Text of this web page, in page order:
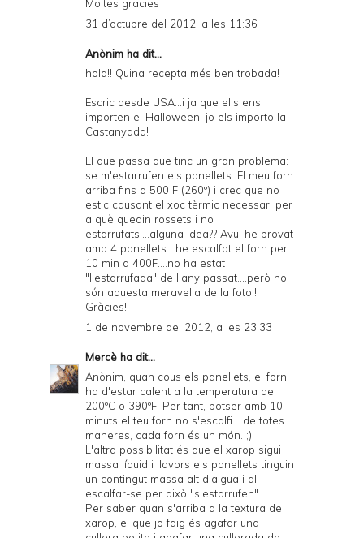
Moltes gracies
31 d’octubre del 2012, a les 11:36
Anònim ha dit...
hola!! Quina recepta més ben trobada!
Escric desde USA...i ja que ells ens
importen el Halloween, jo els importo la
Castanyada!
El que passa que tinc un gran problema:
se m'estarrufen els panellets. El meu forn
arriba fins a 500 F (260º) i crec que no
estic causant el xoc tèrmic necessari per
a què quedin rossets i no
estarrufats....alguna idea?? Avui he provat
amb 4 panellets i he escalfat el forn per
10 min a 400F....no ha estat
"l'estarrufada" de l'any passat....però no
són aquesta meravella de la foto!!
Gràcies!!
1 de novembre del 2012, a les 23:33
Mercè ha dit...
Anònim, quan cous els panellets, el forn
ha d'estar calent a la temperatura de
200ºC o 390ºF. Per tant, potser amb 10
minuts el teu forn no s'escalfi... de totes
maneres, cada forn és un món. ;)
L'altra possibilitat és que el xarop sigui
massa líquid i llavors els panellets tinguin
un contingut massa alt d'aigua i al
escalfar-se per això "s'estarrufen".
Per saber quan s'arriba a la textura de
xarop, el que jo faig és agafar una